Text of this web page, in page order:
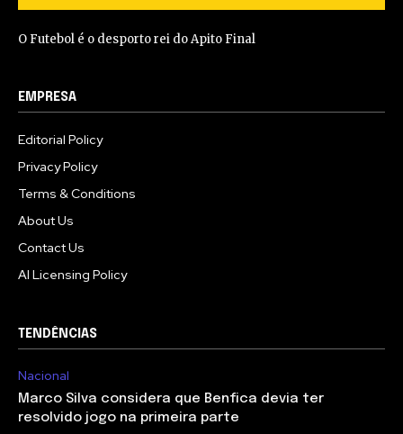
O Futebol é o desporto rei do Apito Final
EMPRESA
Editorial Policy
Privacy Policy
Terms & Conditions
About Us
Contact Us
AI Licensing Policy
TENDÊNCIAS
Nacional
Marco Silva considera que Benfica devia ter
resolvido jogo na primeira parte